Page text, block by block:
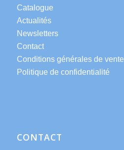
Catalogue
Actualités
Newsletters
Contact
Conditions générales de vente
Politique de confidentialité
CONTACT